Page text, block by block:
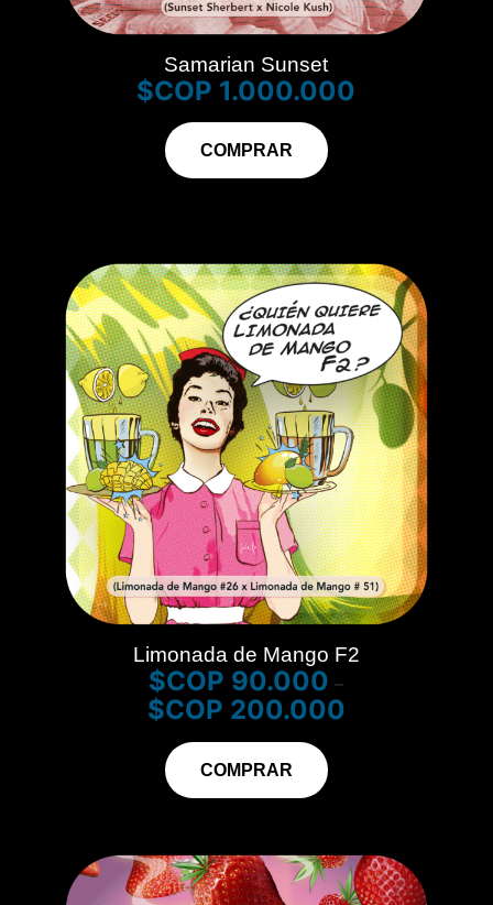
Samarian Sunset
$ 1.000.000
COMPRAR
Limonada de Mango F2
$ 90.000 –
$ 200.000
COMPRAR